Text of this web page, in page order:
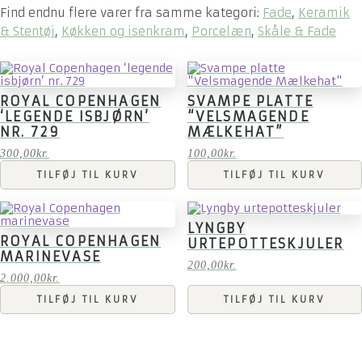
Find endnu flere varer fra samme kategori: Fade, Keramik
& Stentøj, Køkken og isenkram, Porcelæn, Skåle & Fade
ROYAL COPENHAGEN
‘LEGENDE ISBJØRN’
NR. 729
300,00kr.
TILFØJ TIL KURV
SVAMPE PLATTE
“VELSMAGENDE
MÆLKEHAT”
100,00kr.
TILFØJ TIL KURV
ROYAL COPENHAGEN
MARINEVASE
2.000,00kr.
TILFØJ TIL KURV
LYNGBY
URTEPOTTESKJULER
200,00kr.
TILFØJ TIL KURV